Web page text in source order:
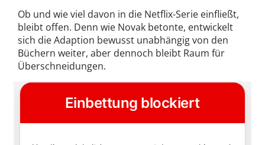
Ob und wie viel davon in die Netflix-Serie einfließt,
bleibt offen. Denn wie Novak betonte, entwickelt
sich die Adaption bewusst unabhängig von den
Büchern weiter, aber dennoch bleibt Raum für
Überschneidungen.